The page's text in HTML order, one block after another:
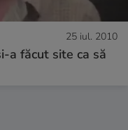
25 iul. 2010
a făcut site ca să